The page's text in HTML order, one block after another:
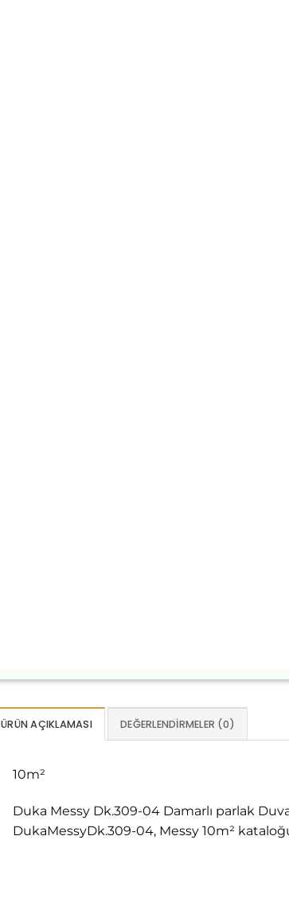
ÜRÜN AÇIKLAMASI DEĞERLENDIRMELER (0)
10m²
Duka Messy Dk.309-04 Damarlı parlak
DukaMessyDk.309-04, Messy 10m²